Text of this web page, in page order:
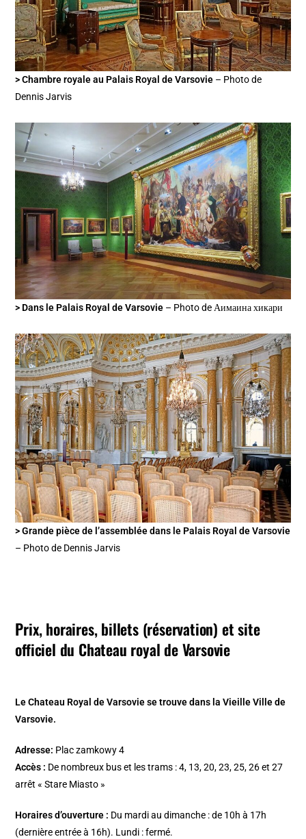
> Chambre royale au Palais Royal de Varsovie – Photo de
Dennis Jarvis
> Dans le Palais Royal de Varsovie – Photo de Аимаина хикари
> Grande pièce de l’assemblée dans le Palais Royal de Varsovie
– Photo de Dennis Jarvis
Prix, horaires, billets (réservation) et site
officiel du Chateau royal de Varsovie
Le Chateau Royal de Varsovie se trouve dans la Vieille Ville de
Varsovie.
Adresse: Plac zamkowy 4
Accès : De nombreux bus et les trams : 4, 13, 20, 23, 25, 26 et 27
arrêt « Stare Miasto »
Horaires d’ouverture : Du mardi au dimanche : de 10h à 17h
(dernière entrée à 16h). Lundi : fermé.